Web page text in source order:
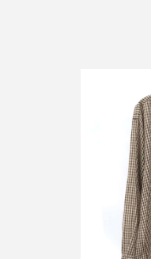
オーラリ
BIG
ッ